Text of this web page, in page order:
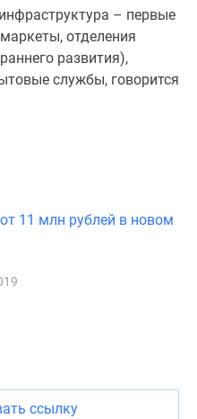
– первые
отделения
развития),
службы, говорится
11 млн рублей в новом
ссылку